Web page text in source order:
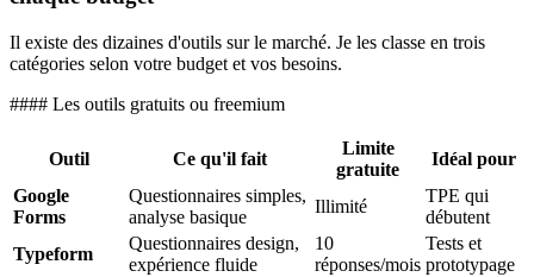
Il existe des dizaines d'outils sur le marché. Je les classe en trois
catégories selon votre budget et vos besoins.
#### Les outils gratuits ou freemium
Outil Ce qu'il fait
Limite
gratuite
Idéal pour
Google
Forms
Questionnaires simples,
analyse basique
Illimité
TPE qui
débutent
Typeform
Questionnaires design,
expérience fluide
10
réponses/mois
Tests et
prototypage